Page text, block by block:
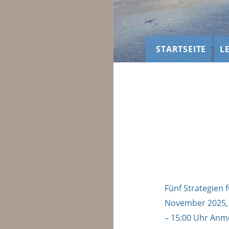
STARTSEITE
Fünf Strategien
November
– 15:00 Uhr